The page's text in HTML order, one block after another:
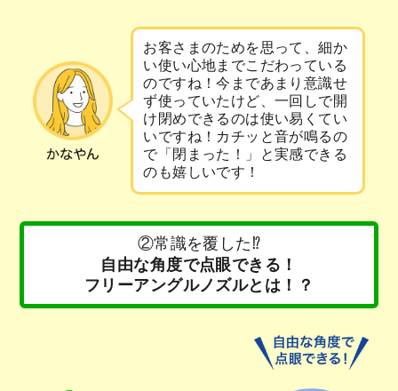
お客さまのためを思って、細か
い使い心地までこだわっている
のですね！今まであまり意識せ
ず使っていたけど、一回しで開
け閉めできるのは使い易くてい
いですね！カチッと音が鳴るの
で「閉まった！」と実感できる
のも嬉しいです！
②常識を覆した⁉
自由な角度で点眼できる！
フリーアングルノズルとは！？